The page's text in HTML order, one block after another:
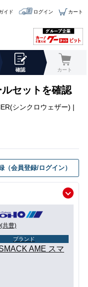
イド ログイン カート
確認 カート
セットを確認
シンクロウェザー) |
（会員登録/ログイン）
共豊)
ブランド
AME スマ